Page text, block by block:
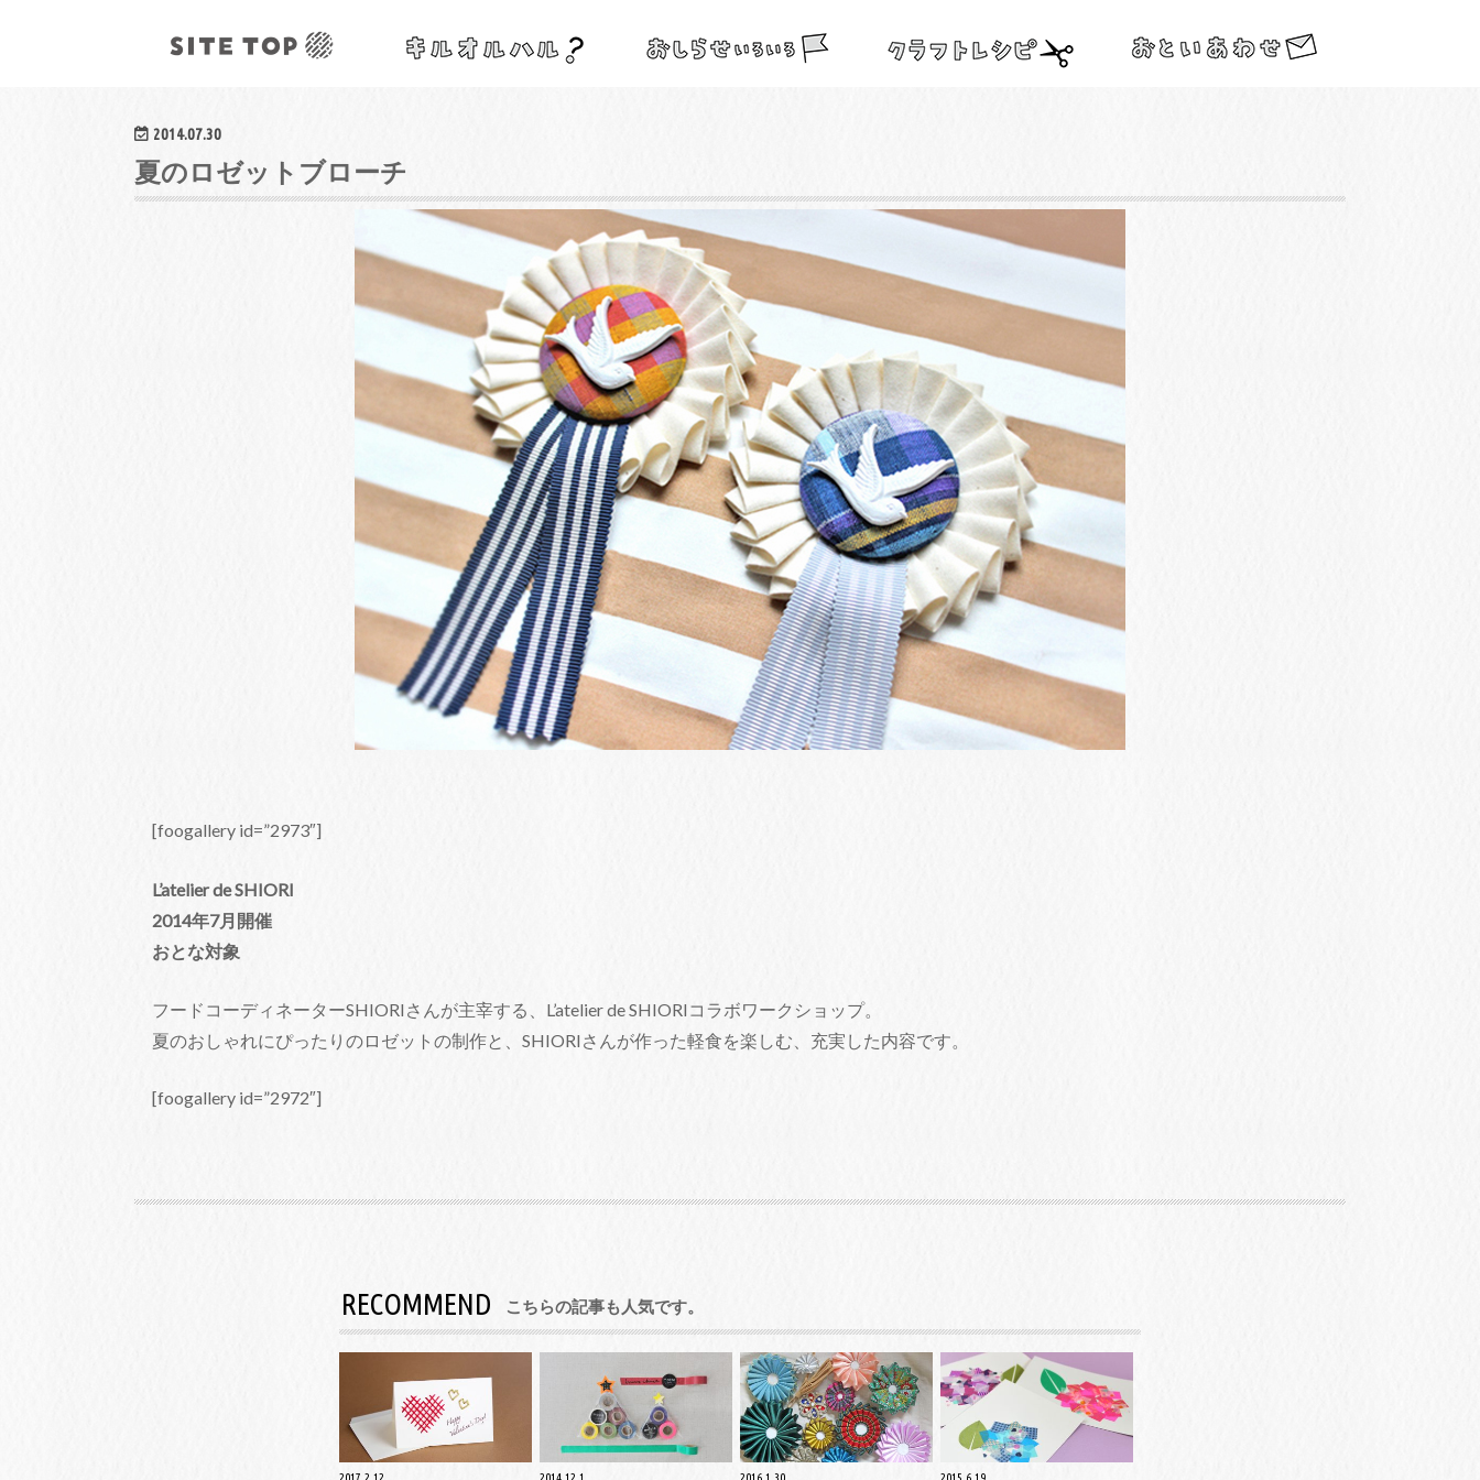
2014.07.30
夏のロゼットブローチ
[foogallery id=”2973″]
L’atelier de SHIORI
2014年7月開催
おとな対象
フードコーディネーターSHIORIさんが主宰する、L’atelier de SHIORIコラボワークショップ。
夏のおしゃれにぴったりのロゼットの制作と、SHIORIさんが作った軽食を楽しむ、充実した内容です。
[foogallery id=”2972″]
RECOMMEND こちらの記事も人気です。